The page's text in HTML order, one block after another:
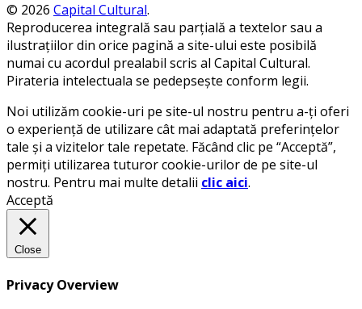
© 2026 Capital Cultural.
Reproducerea integrală sau parțială a textelor sau a
ilustrațiilor din orice pagină a site-ului este posibilă
numai cu acordul prealabil scris al Capital Cultural.
Pirateria intelectuala se pedepsește conform legii.
Noi utilizăm cookie-uri pe site-ul nostru pentru a-ți oferi
o experiență de utilizare cât mai adaptată preferințelor
tale și a vizitelor tale repetate. Făcând clic pe “Acceptă”,
permiți utilizarea tuturor cookie-urilor de pe site-ul
nostru. Pentru mai multe detalii clic aici.
Acceptă
Close
Privacy Overview